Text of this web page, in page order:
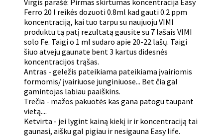
Ferro 20 l reikės dozuoti 0.8ml kad gauti 0.2 ppm
koncentraciją, kai tuo tarpu su naujuoju VIMI
produktu tą patį rezultatą gausite su 7 lašais VIMI
solo Fe. Taigi o 1 ml sudaro apie 20-22 lašų. Taigi
šiuo atveju gaunate bent 3 kartus didesnės
koncentracijos trąšas.
Antras - geležis pateikiama pateikiama įvairiomis
formomis/ įvairiuose junginiuose... Bet čia gal
gamintojas labiau paaiškins.
Trečia - mažos pakuotės kas gana patogu taupant
vietą....
Ketvirta - jei lygint kainą kiekį ir ir koncentraciją tai
gaunasi, aišku gal pigiau ir nesigauna Easy life.